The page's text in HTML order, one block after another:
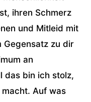
ihren Schmerz
und Mitleid mit
Gegensatz zu dir
an
das bin ich stolz,
Auf was